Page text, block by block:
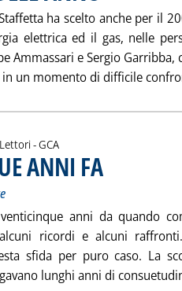
ha scelto anche per il
elettrica ed il gas, nelle
Ammassari e Sergio Garribba,
in un momento di difficile
-di:
GCA
ANNI FA
anni da quando
ricordi e alcuni
sfida per puro caso. La
lunghi anni di